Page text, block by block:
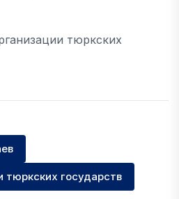
тюркских
государств